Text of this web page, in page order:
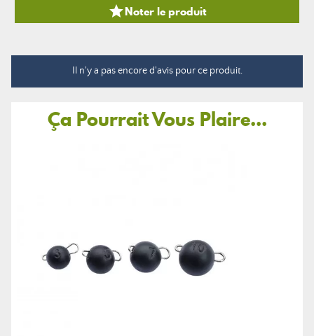
Noter le produit
Il n'y a pas encore d'avis pour ce produit.
Ça Pourrait Vous Plaire...